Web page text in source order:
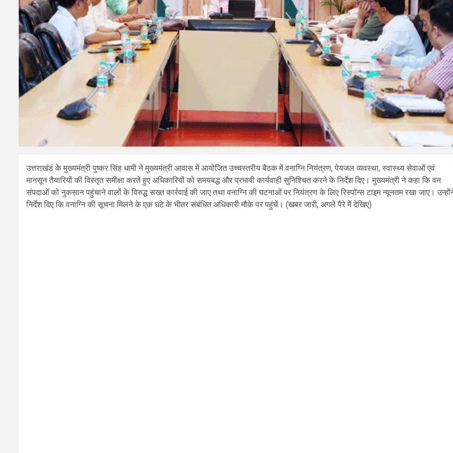
उत्तराखंडं के मुख्यमंत्री पुष्कर सिंह धामी ने मुख्यमंत्री आवास में आयोजित उच्चस्तरीय बैठक में वनाग्नि नियंत्रण, पेयजल व्यवस्था, स्वास्थ्य सेवाओं एवं
मानसून तैयारियों की विस्तृत समीक्षा करते हुए अधिकारियों को समयबद्ध और प्रभावी कार्यवाही सुनिश्चित करने के निर्देश दिए। मुख्यमंत्री ने कहा कि वन
संपदाओं को नुकसान पहुंचाने वालों के विरुद्ध सख्त कार्रवाई की जाए तथा वनाग्नि की घटनाओं पर नियंत्रण के लिए रिस्पॉन्स टाइम न्यूनतम रखा जाए।
निर्देश दिए कि वनाग्नि की सूचना मिलने के एक घंटे के भीतर संबंधित अधिकारी मौके पर पहुंचें। (खबर जारी, अगले पैरे में देखिए)